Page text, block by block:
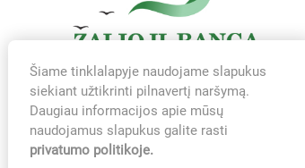
Šiame tinklalapyje naudojame slapukus
siekiant užtikrinti pilnavertį naršymą.
Daugiau informacijos apie mūsų
naudojamus slapukus galite rasti
privatumo politikoje.